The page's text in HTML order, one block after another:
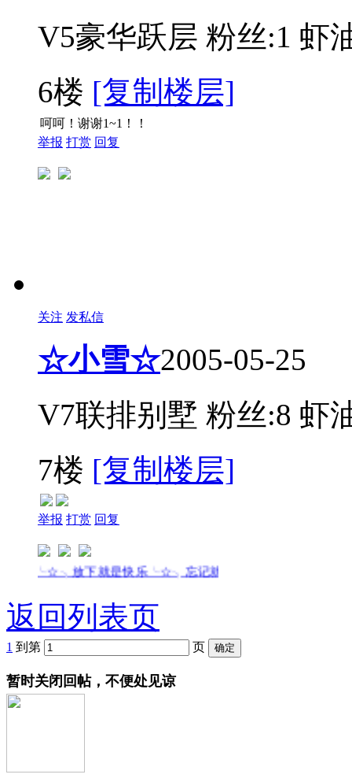
V5豪华跃层 粉丝:1 虾
6楼 [复制楼层]
呵呵！谢谢1~1！！
举报 打赏 回复
关注 发私信
☆小雪☆2005-05-25
V7联排别墅 粉丝:8 虾
7楼 [复制楼层]
举报 打赏 回复
╰☆╮放下就是快乐╰☆╮忘记就是解脱╰☆╮
返回列表页
1 到第 页
暂时关闭回帖，不便处见谅